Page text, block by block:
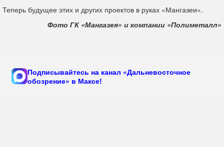
Теперь будущее этих и других проектов в руках «Мангазеи».
Фото ГК «Мангазея» и компании «Полиметалл»
Подписывайтесь на канал «Дальневосточное
обозрение» в Максе!